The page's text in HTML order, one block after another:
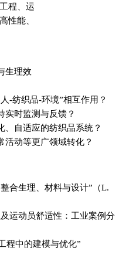
程、运
性能、
生理效
-纺织品-环境”相互作用？
实时监测与反馈？
、自适应的纺织品系统？
活动等更广领域转化？
合生理、材料与设计”（L.
运动员舒适性：工业案例分
程中的建模与优化”